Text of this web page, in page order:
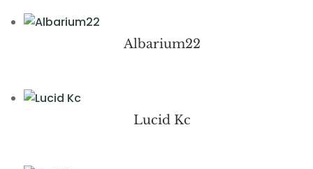
Albarium22
Lucid Kc